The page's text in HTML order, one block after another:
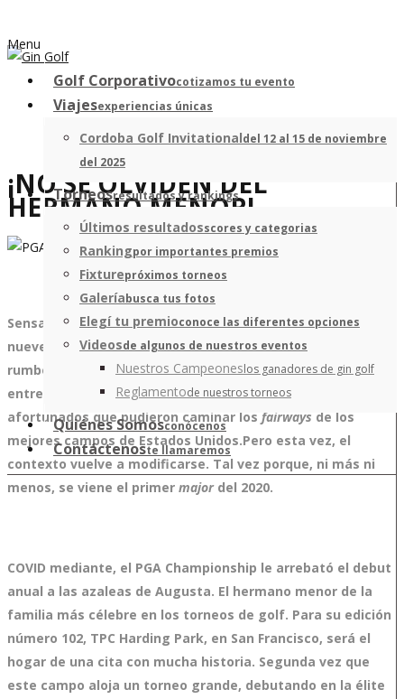
Menu
Golf Corporativocotizamos tu evento
Viajesexperiencias únicas
Cordoba Golf Invitationaldel 12 al 15 de noviembre
del 2025
Torneosresultados y rankings
Últimos resultadosscores y categorias
Rankingpor importantes premios
Fixturepróximos torneos
Galeríabusca tus fotos
Elegí tu premioconoce las diferentes opciones
Videosde algunos de nuestros eventos
Nuestros Campeoneslos ganadores de gin golf
Reglamentode nuestros torneos
Quiénes Somosconócenos
Contáctenoste llamaremos
¡NO SE OLVIDEN DEL
HERMANO MENOR!
Sensaciones encontradas en la vuelta del golf. Luego de
nueve semanas parece que la actividad vuelve a tomar su
rumbo. Un deporte sin público, pero que ha sabido
entretener a los miles de televidentes y algunos
afortunados que pudieron caminar los fairways de los
mejores campos de Estados Unidos.Pero esta vez, el
contexto vuelve a modificarse. Tal vez porque, ni más ni
menos, se viene el primer major del 2020.
COVID mediante, el PGA Championship le arrebató el debut
anual a las azaleas de Augusta. El hermano menor de la
familia más célebre en los torneos de golf. Para su edición
número 102, TPC Harding Park, en San Francisco, será el
hogar de una cita con mucha historia. Segunda vez que
este campo aloja un torneo grande, debutando en la élite